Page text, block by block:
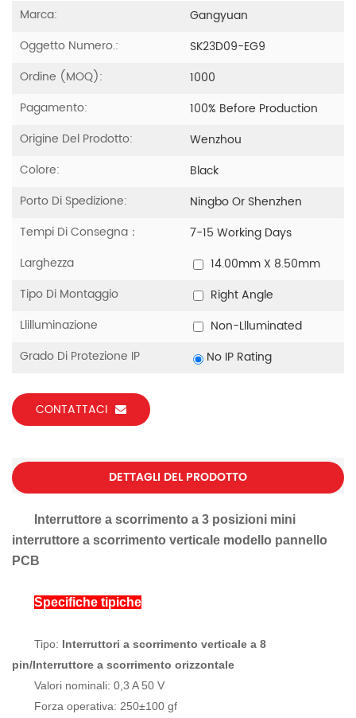
Marca:
Gangyuan
Oggetto Numero.:
SK23D09-EG9
Ordine (MOQ):
1000
Pagamento:
100% Before Production
Origine Del Prodotto:
Wenzhou
Colore:
Black
Porto Di Spedizione:
Ningbo Or Shenzhen
Tempi Di Consegna：
7-15 Working Days
Larghezza
14.00mm X 8.50mm
Tipo Di Montaggio
Right Angle
Llilluminazione
Non-Llluminated
Grado Di Protezione IP
No IP Rating
CONTATTACI
DETTAGLI DEL PRODOTTO
Interruttore a scorrimento a 3 posizioni mini ​​
interruttore a scorrimento verticale modello pannello
PCB
Specifiche tipiche
Tipo: Interruttori a scorrimento verticale a 8
pin/Interruttore a scorrimento orizzontale
Valori nominali: 0,3 A 50 V
Forza operativa: 250±100 gf